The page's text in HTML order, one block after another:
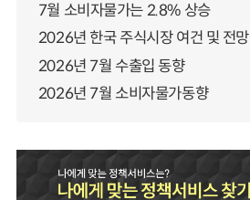
7월 소비자물가는 2.8% 상승
2026년 한국 주식시장 여건 및 전망
2026년 7월 수출입 동향
2026년 7월 소비자물가동향